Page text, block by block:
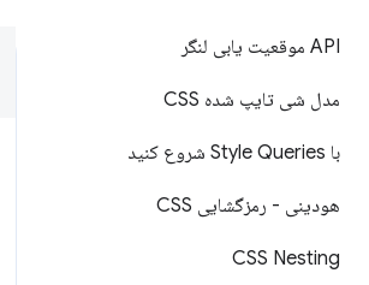
API موقعیت یابی لنگر
مدل شی تایپ شده CSS
با Style Queries شروع کنید
هودینی - رمزگشایی CSS
CSS Nesting